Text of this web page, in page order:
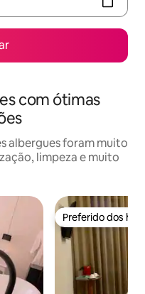
com ótimas
albergues foram muito
limpeza e muito
Preferido dos
Preferido dos